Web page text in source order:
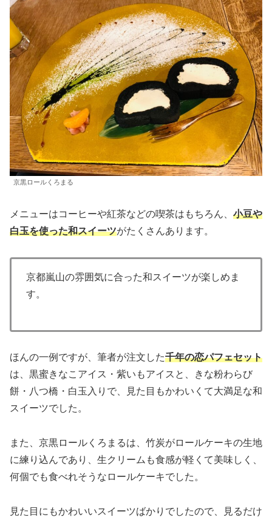
京黒ロールくろまる
メニューはコーヒーや紅茶などの喫茶はもちろん、 小豆や
白玉を使った和スイーツがたくさんあります。
京都嵐山の雰囲気に合った和スイーツが楽しめま
す。
ほんの一例ですが、筆者が注文した千年の恋パフェセット
は、黒蜜きなこアイス・紫いもアイスと、きな粉わらび
餅・八つ橋・白玉入りで、見た目もかわいくて大満足な和
スイーツでした。
また、京黒ロールくろまるは、竹炭がロールケーキの生地
に練り込んであり、生クリームも食感が軽くて美味しく、
何個でも食べれそうなロールケーキでした。
見た目にもかわいいスイーツばかりでしたので、見るだけ